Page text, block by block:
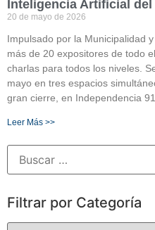
Inteligencia Artificial del
20 de mayo de 2026
Impulsado por la Municipalidad
más de 20 expositores de todo
charlas para todos los niveles.
mayo en tres espacios
gran cierre, en Independencia
Leer Más >>
Filtrar por Categoría